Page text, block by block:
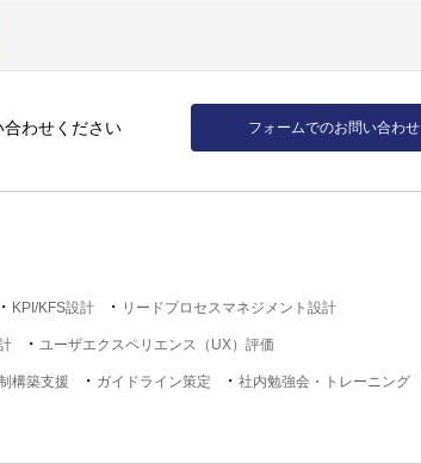
わせください フォームでのお問い合わせ
KPI/KFS設計 リードプロセスマネジメント設計
ユーザエクスペリエンス（UX）評価
構築支援 ガイドライン策定 社内勉強会・トレーニング